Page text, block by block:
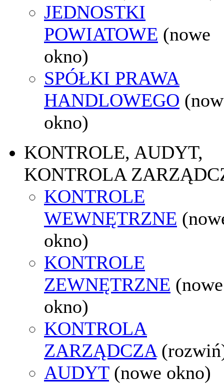
JEDNOSTKI
POWIATOWE (nowe
okno)
SPÓŁKI PRAWA
HANDLOWEGO
okno)
KONTROLE, AUDYT,
KONTROLA
KONTROLE
WEWNĘTRZNE
okno)
KONTROLE
ZEWNĘTRZNE (nowe
okno)
KONTROLA
ZARZĄDCZA
AUDYT (nowe okno)